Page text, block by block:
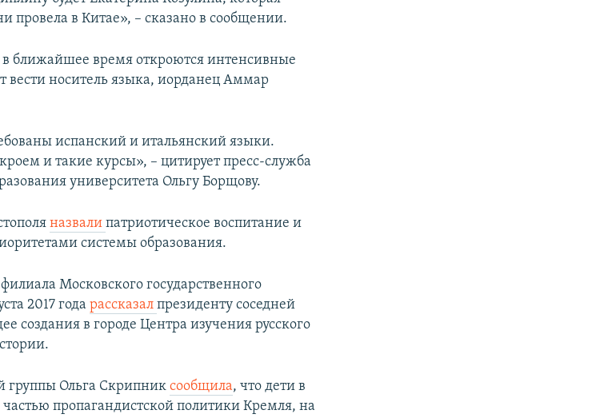
провела в Китае», – сказано в сообщении.
в ближайшее время откроются интенсивные
вести носитель языка, иорданец Аммар
испанский и итальянский языки.
и такие курсы», – цитирует пресс-служба
университета Ольгу Борщову.
назвалипатриотическое воспитание и
системы образования.
Московского государственного
2017 годарассказалпрезиденту соседней
создания в городе Центра изучения русского
группы Ольга Скрипниксообщила, что дети в
пропагандистской политики Кремля, на